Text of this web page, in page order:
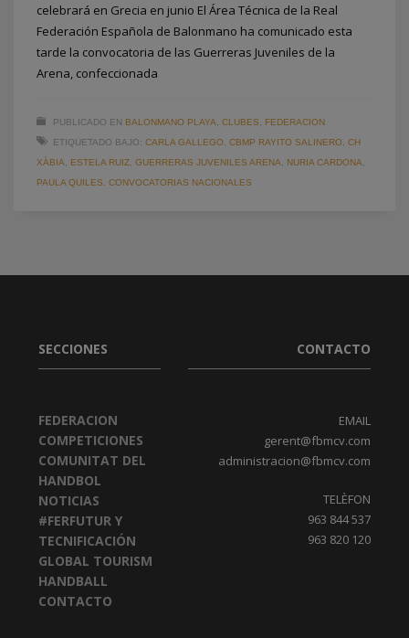
celebrará en Grecia en junio El Área Técnica de la Real
Federación Española de Balonmano ha comunicado esta
tarde la convocatoria de las Guerreras Juveniles de la
Arena, confeccionada
PUBLICADO EN BALONMANO PLAYA CLUBES
FEDERACION
ETIQUETADO BAJO: CARLA GALLEGO CBMP RAYITO SALINERO CH
XÀBIA
ESTELA RUIZ GUERRERAS JUVENILES ARENA NURIA CARDONA
PAULA QUILES. CONVOCATORIAS NACIONALES
SECCIONES
FEDERACION
COMPETICIONES
COMUNITAT DEL
HANDBOL
NOTICIAS
#FERFUTUR Y
TECNIFICACIÓN
GLOBAL TOURISM
HANDBALL
CONTACTO
CONTACTO
EMAIL
gerent@fbmcv.com
administracion@fbmcv.com
TELÈFON
963 844 537
963 820 120